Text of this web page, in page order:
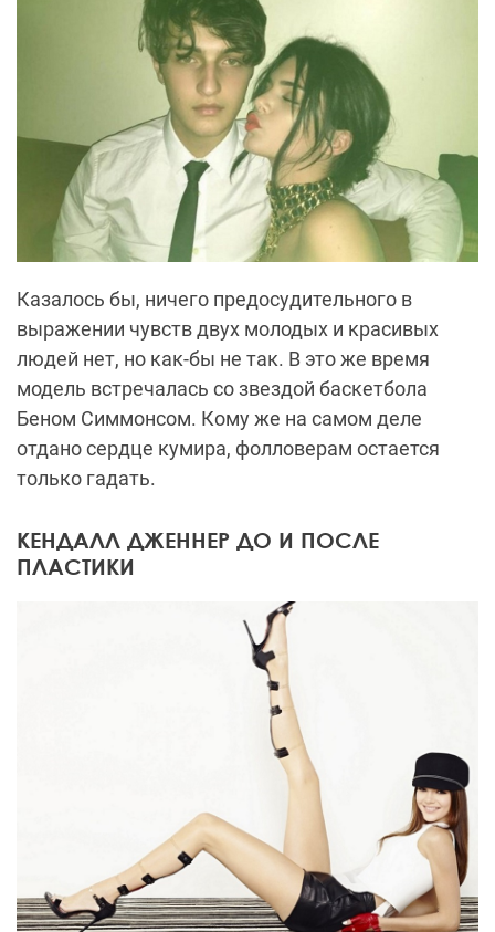
Казалось бы, ничего предосудительного в
выражении чувств двух молодых и красивых
людей нет, но как-бы не так. В это же время
модель встречалась со звездой баскетбола
Беном Симмонсом. Кому же на самом деле
отдано сердце кумира, фолловерам остается
только гадать.
КЕНДАЛЛ ДЖЕННЕР ДО И ПОСЛЕ
ПЛАСТИКИ